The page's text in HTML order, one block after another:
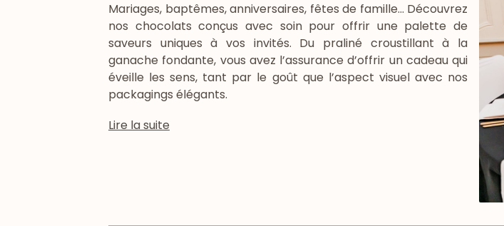
Mariages, baptêmes, anniversaires, fêtes de famille... Découvrez
nos chocolats conçus avec soin pour offrir une palette de
saveurs uniques à vos invités. Du praliné croustillant à la
ganache fondante, vous avez l’assurance d’offrir un cadeau qui
éveille les sens, tant par le goût que l’aspect visuel avec nos
packagings élégants.
Lire la suite